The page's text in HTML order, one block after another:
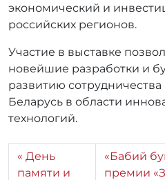
экономический и
российских регионов.
Участие в выставке
новейшие разработки и
развитию
Беларусь в области
технологий.
День
памяти и
«Бабий
премии